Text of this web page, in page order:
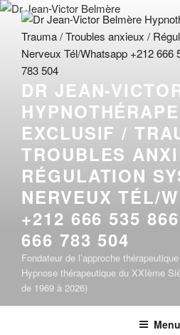
Aller
contenu
principal
DR JEAN-
EXCLUSIF /
TROUBLES
RÉGULATION
NERVEUX TÉL/
+212 666 535
666 783 504
Fondateur de l’approche
Hypnose thérapeutique du XXIème
de 1969 à 2026)
Menu